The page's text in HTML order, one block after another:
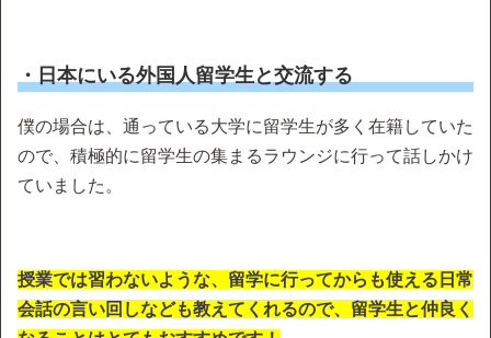
・日本にいる外国人留学生と交流する
僕の場合は、通っている大学に留学生が多く在籍していた
ので、積極的に留学生の集まるラウンジに行って話しかけ
ていました。
授業では習わないような、留学に行ってからも使える日常
会話の言い回しなども教えてくれるので、留学生と仲良く